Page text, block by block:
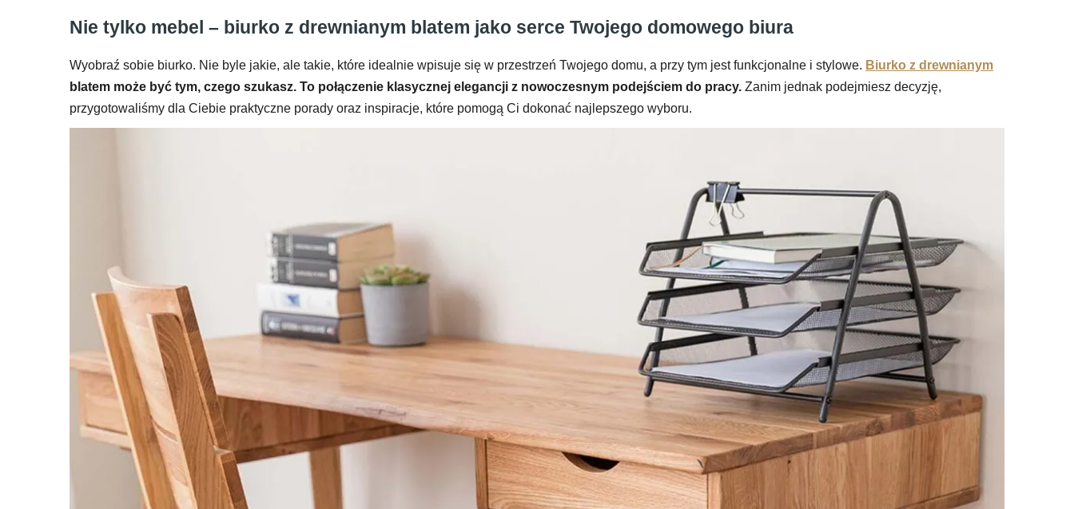
Nie tylko mebel – biurko z drewnianym blatem jako serce Twojego domowego biura
Wyobraź sobie biurko. Nie byle jakie, ale takie, które idealnie wpisuje się w przestrzeń Twojego domu, a przy tym jest funkcjonalne i stylowe. Biurko z drewnianym
blatem może być tym, czego szukasz. To połączenie klasycznej elegancji z nowoczesnym podejściem do pracy. Zanim jednak podejmiesz decyzję,
przygotowaliśmy dla Ciebie praktyczne porady oraz inspiracje, które pomogą Ci dokonać najlepszego wyboru.